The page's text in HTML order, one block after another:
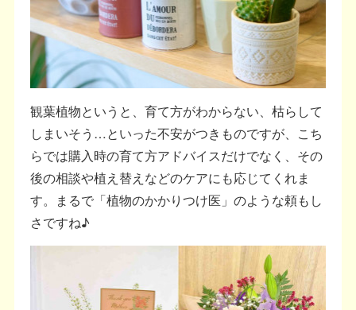
観葉植物というと、育て方がわからない、枯らして
しまいそう…といった不安がつきものですが、こち
らでは購入時の育て方アドバイスだけでなく、その
後の相談や植え替えなどのケアにも応じてくれま
す。まるで「植物のかかりつけ医」のような頼もし
さですね♪